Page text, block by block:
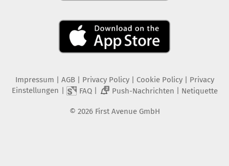
Impressum | AGB | Privacy Policy| Cookie Policy| Privacy
Einstellungen | FAQ| 2 Push-Nachrichten | Netiquette
© 2026 First Avenue GmbH